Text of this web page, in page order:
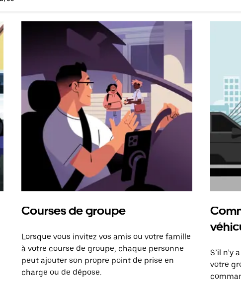
Courses de groupe
Lorsque vous invitez vos amis ou votre famille
à votre course de groupe, chaque personne
peut ajouter son propre point de prise en
charge ou de dépose.
S’il
votre